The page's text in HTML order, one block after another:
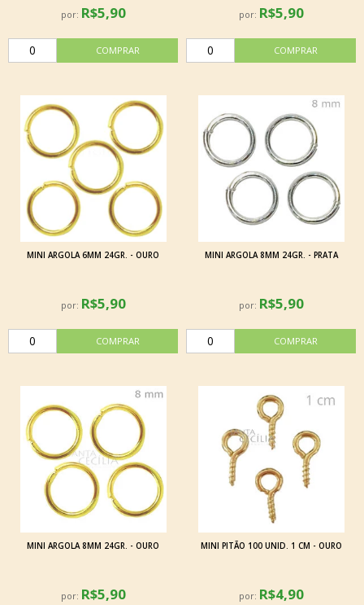
por: R$5,90 por: R$5,90
MINI ARGOLA 6MM 24GR. - OURO
por: R$5,90
MINI ARGOLA 8MM 24GR. - PRATA
por: R$5,90
MINI ARGOLA 8MM 24GR. - OURO
por: R$5,90
MINI PITÃO 100 UNID. 1 CM - OURO
por: R$4,90